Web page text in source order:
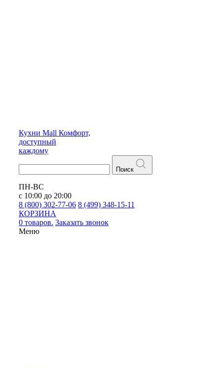
Кухни Mall Комфорт,
доступный
каждому
Поиск
ПН-ВС
с 10:00 до 20:00
8 (800) 302-77-06 8 (499) 348-15-11
КОРЗИНА
0 товаров. Заказать звонок
Меню